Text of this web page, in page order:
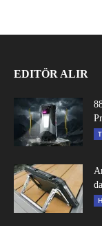
EDITÖR ALIR